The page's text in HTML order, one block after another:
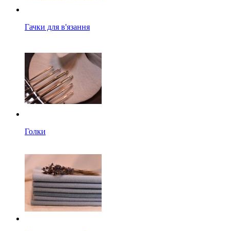
Гачки для в'язання
Голки